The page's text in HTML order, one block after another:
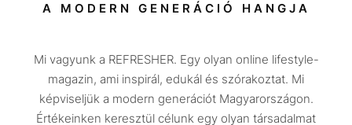
Utazás
Életmód
A MODERN GENERÁCIÓ HANGJA
Mi vagyunk a REFRESHER. Egy olyan online lifestyle-
magazin, ami inspirál, edukál és szórakoztat. Mi
képviseljük a modern generációt Magyarországon.
Értékeinken keresztül célunk egy olyan társadalmat